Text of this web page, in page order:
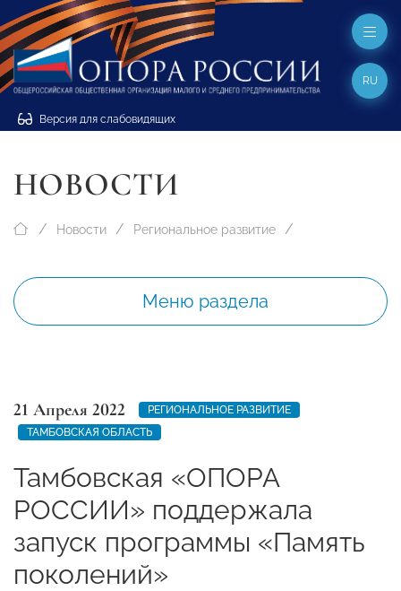
Версия для слабовидящих
RU
НОВОСТИ
Новости Региональное развитие
Меню раздела
21 Апреля 2022
РЕГИОНАЛЬНОЕ РАЗВИТИЕ
ТАМБОВСКАЯ ОБЛАСТЬ
Тамбовская «ОПОРА
РОССИИ» поддержала
запуск программы «Память
поколений»